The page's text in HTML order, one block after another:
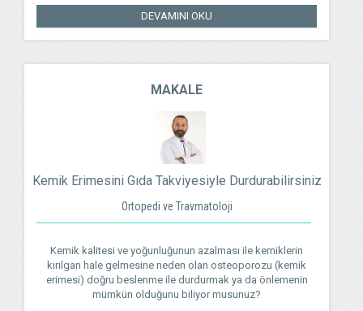
DEVAMINI OKU
MAKALE
Kemik Erimesini Gıda Takviyesiyle Durdurabilirsiniz
Ortopedi ve Travmatoloji
Kemik kalitesi ve yoğunluğunun azalması ile kemiklerin
kırılgan hale gelmesine neden olan osteoporozu (kemik
erimesi) doğru beslenme ile durdurmak ya da önlemenin
mümkün olduğunu biliyor musunuz?